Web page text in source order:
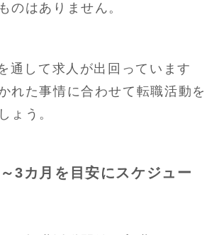
のはありません。
通して求人が出回っています
れた事情に合わせて転職活動を
ょう。
3カ月を目安にスケジュー